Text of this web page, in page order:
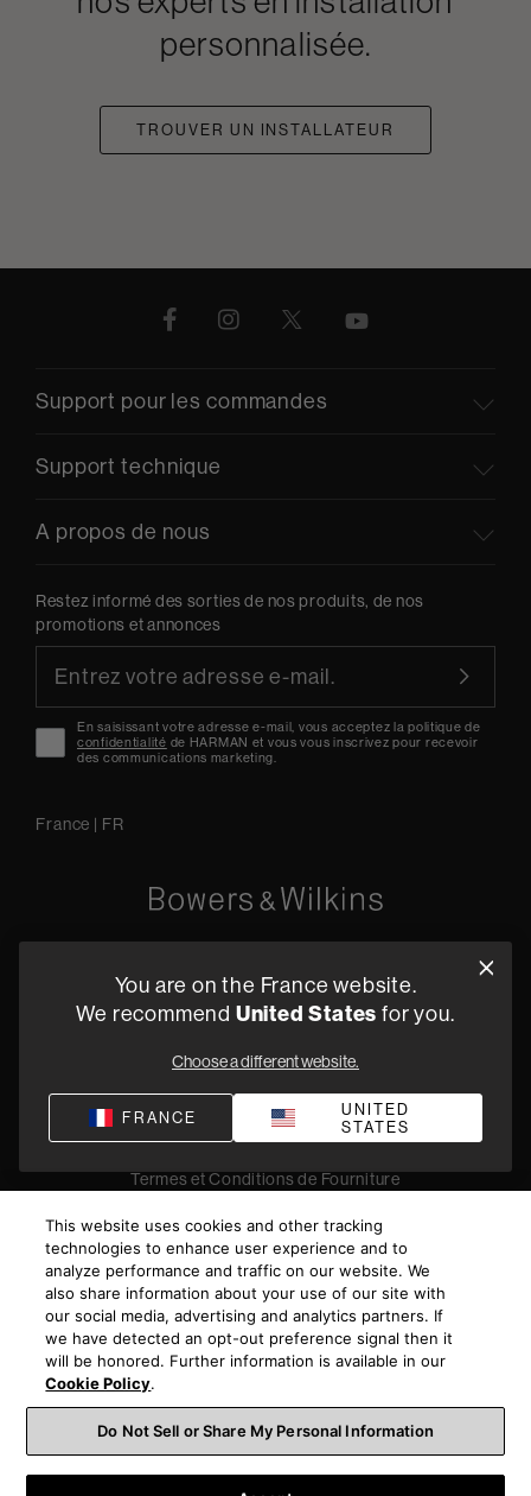
personnalisée.
TROUVER UN INSTALLATEUR
Support pour les commandes
Support technique
A propos de nous
Restez informé des sorties de nos produits, de nos
promotions et annonces
En saisissant votre adresse e-mail, vous acceptez la politique de
confidentialité de HARMAN et vous vous inscrivez pour recevoir
des communications marketing.
France | FR
+33 (1) 89 54 63 64
Politique de confidentialitéConditions de venteCompliance
Termes et Conditions de Fourniture
© 2026 Harman International Industries, Incorporated. All
rights reserved.
You are on the France website.
We recommend United States for you.
Choose a different website.
FRANCE
UNITED
STATES
This website uses cookies and other tracking
technologies to enhance user experience and to
analyze performance and traffic on our website. We
also share information about your use of our site with
our social media, advertising and analytics partners. If
we have detected an opt-out preference signal then it
will be honored. Further information is available in our
Cookie Policy.
Do Not Sell or Share My Personal Information